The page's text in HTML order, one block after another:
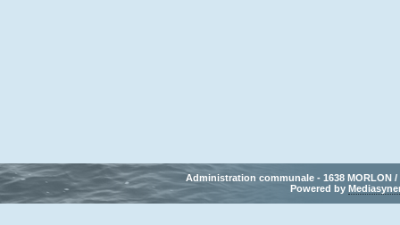
Administration communale - 1638 MORLON /
Powered by